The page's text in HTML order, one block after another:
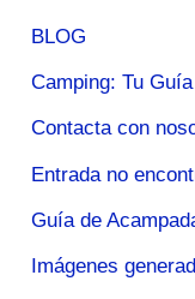
BLOG
Camping: Tu
Contacta con
Entrada no
Guía de
Imágenes